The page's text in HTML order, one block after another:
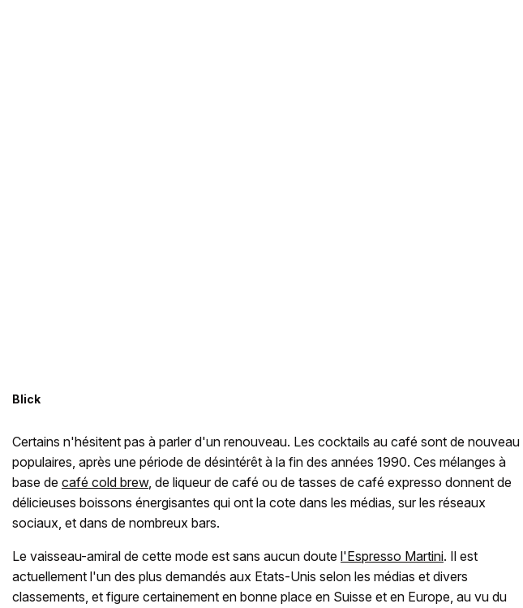
Blick
Certains n'hésitent pas à parler d'un renouveau. Les cocktails au café sont de nouveau
populaires, après une période de désintérêt à la fin des années 1990. Ces mélanges à
base de café cold brew, de liqueur de café ou de tasses de café expresso donnent de
délicieuses boissons énergisantes qui ont la cote dans les médias, sur les réseaux
sociaux, et dans de nombreux bars.
Le vaisseau-amiral de cette mode est sans aucun doute l'Espresso Martini. Il est
actuellement l'un des plus demandés aux Etats-Unis selon les médias et divers
classements, et figure certainement en bonne place en Suisse et en Europe, au vu du